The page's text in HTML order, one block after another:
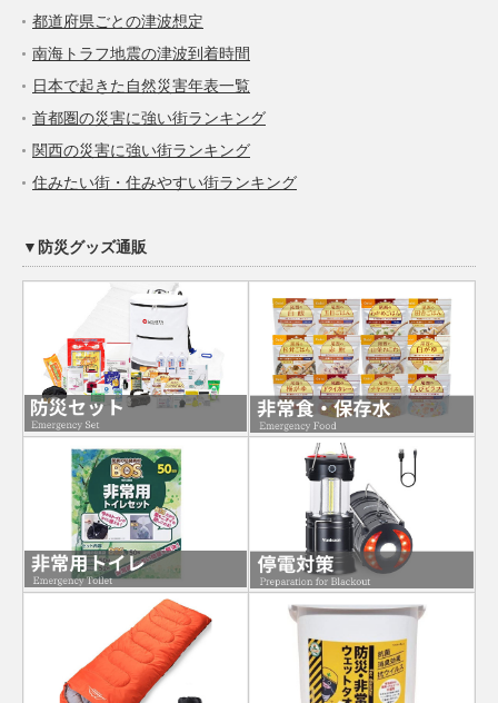
都道府県ごとの津波想定
南海トラフ地震の津波到着時間
日本で起きた自然災害年表一覧
首都圏の災害に強い街ランキング
関西の災害に強い街ランキング
住みたい街・住みやすい街ランキング
▼防災グッズ通販